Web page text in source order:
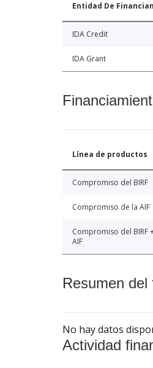
Entidad De
IDA Credit
IDA Grant
Línea de productos
Compromiso del BIRF
Compromiso de la AIF
Compromiso del BIRF
AIF
Resumen
No hay datos
Actividad